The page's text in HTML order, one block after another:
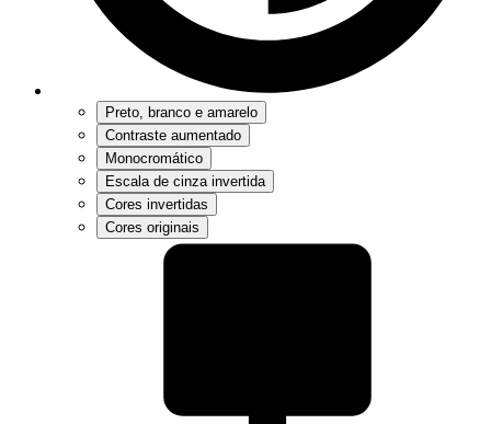
Preto, branco e amarelo
Contraste aumentado
Monocromático
Escala de cinza invertida
Cores invertidas
Cores originais